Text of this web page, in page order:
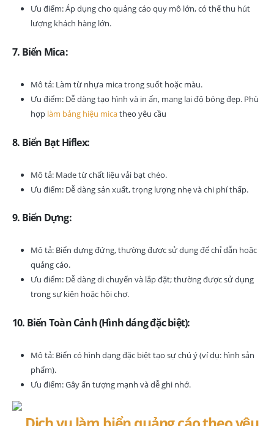
Ưu điểm: Áp dụng cho quảng cáo quy mô lớn, có thể thu hút
lượng khách hàng lớn.
7. Biển Mica:
Mô tả: Làm từ nhựa mica trong suốt hoặc màu.
Ưu điểm: Dễ dàng tạo hình và in ấn, mang lại độ bóng đẹp. Phù
hợp làm bảng hiệu micatheo yêu cầu
8. Biển Bạt Hiflex:
Mô tả: Made từ chất liệu vải bạt chéo.
Ưu điểm: Dễ dàng sản xuất, trọng lượng nhẹ và chi phí thấp.
9. Biển Dựng:
Mô tả: Biển dựng đứng, thường được sử dụng để chỉ dẫn hoặc
quảng cáo.
Ưu điểm: Dễ dàng di chuyển và lắp đặt; thường được sử dụng
trong sự kiện hoặc hội chợ.
10. Biển Toàn Cảnh (Hình dáng đặc biệt):
Mô tả: Biển có hình dạng đặc biệt tạo sự chú ý (ví dụ: hình sản
phẩm).
Ưu điểm: Gây ấn tượng mạnh và dễ ghi nhớ.